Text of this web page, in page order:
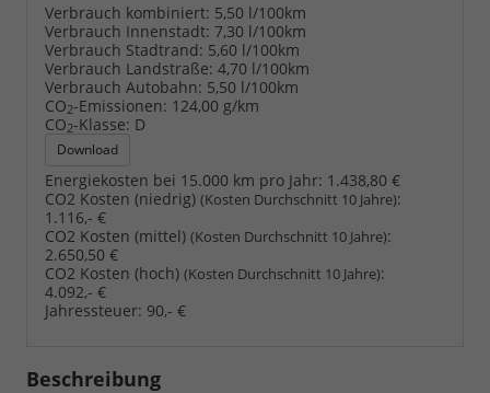
Verbrauch kombiniert: 5,50 l/100km
Verbrauch Innenstadt: 7,30 l/100km
Verbrauch Stadtrand: 5,60 l/100km
Verbrauch Landstraße: 4,70 l/100km
Verbrauch Autobahn: 5,50 l/100km
CO2-Emissionen: 124,00 g/km
CO2-Klasse: D
Download
Energiekosten bei 15.000 km pro Jahr: 1.438,80 €
CO2 Kosten (niedrig) (Kosten Durchschnitt 10 Jahre):
1.116,- €
CO2 Kosten (mittel) (Kosten Durchschnitt 10 Jahre):
2.650,50 €
CO2 Kosten (hoch) (Kosten Durchschnitt 10 Jahre):
4.092,- €
Jahressteuer: 90,- €
Beschreibung